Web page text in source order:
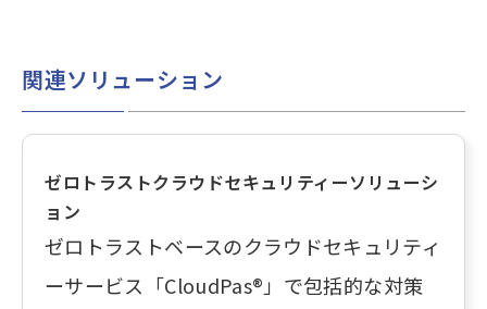
関連ソリューション
ゼロトラストクラウドセキュリティーソリューシ
ョン
ゼロトラストベースのクラウドセキュリティ
ーサービス「CloudPas®」で包括的な対策